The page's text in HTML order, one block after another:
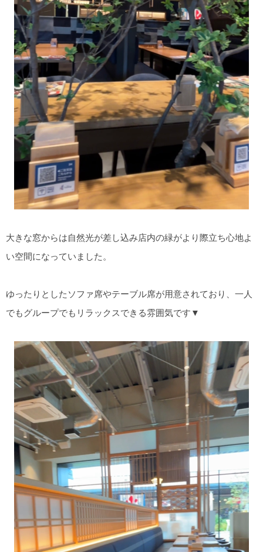
大きな窓からは自然光が差し込み店内の緑がより際立ち心地よ
い空間になっていました。
ゆったりとしたソファ席やテーブル席が用意されており、一人
でもグループでもリラックスできる雰囲気です▼